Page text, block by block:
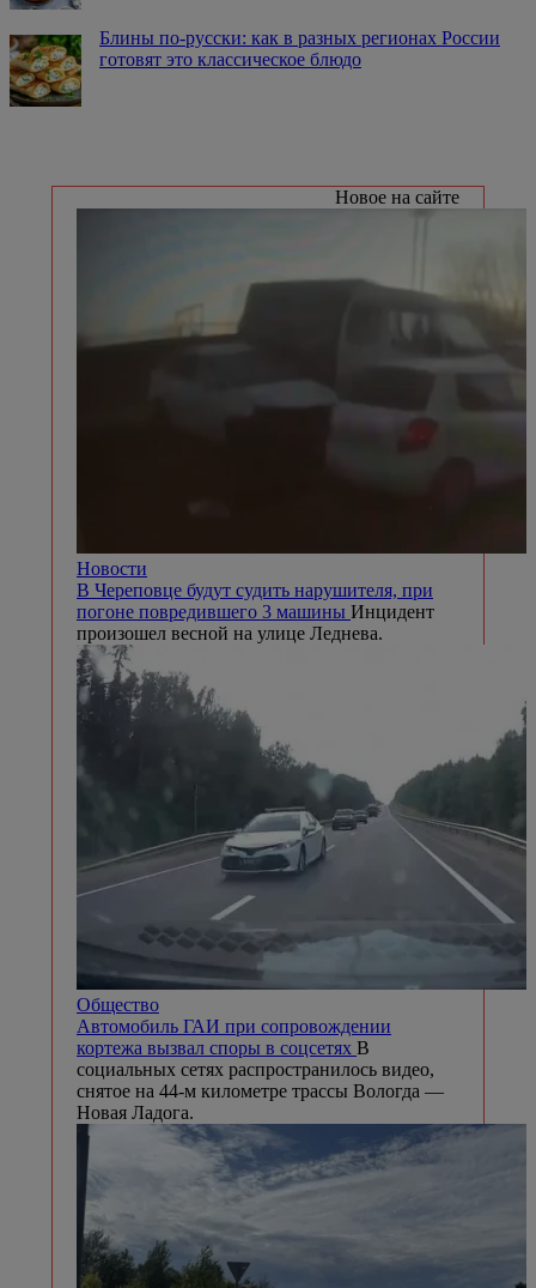
Блины по-русски: как в разных регионах России
готовят это классическое блюдо
Новое на сайте
Новости
В Череповце будут судить нарушителя, при
погоне повредившего 3 машины Инцидент
произошел весной на улице Леднева.
Общество
Автомобиль ГАИ при сопровождении
кортежа вызвал споры в соцсетях В
социальных сетях распространилось видео,
снятое на 44-м километре трассы Вологда —
Новая Ладога.